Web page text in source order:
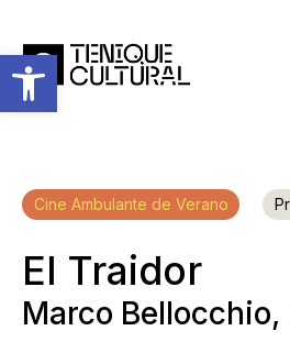
Abrir barra de herramientas
Cine Ambulante de Verano
El Traidor
Marco Bellocchio,